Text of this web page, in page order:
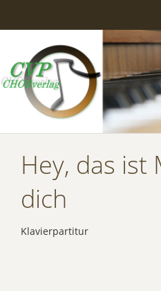
Hey, das ist
dich
Klavierpartitur